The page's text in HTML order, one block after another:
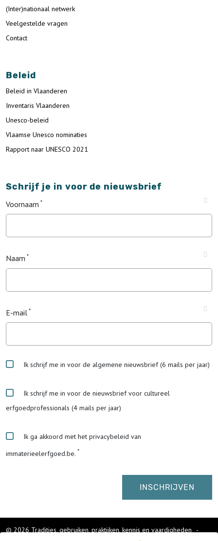
(Inter)nationaal netwerk
Veelgestelde vragen
Contact
Beleid
Beleid in Vlaanderen
Inventaris Vlaanderen
Unesco-beleid
Vlaamse Unesco nominaties
Rapport naar UNESCO 2021
Schrijf je in voor de nieuwsbrief
Voornaam
Naam
E-mail
Ik schrijf me in voor de algemene nieuwsbrief (6 mails per jaar)
Ik schrijf me in voor de nieuwsbrief voor cultureel
erfgoedprofessionals (4 mails per jaar)
Ik ga akkoord met het privacybeleid van
immaterieelerfgoed.be.
© 2026 Tradities, gebruiken, praktijken, kennis en vaardigheden
-